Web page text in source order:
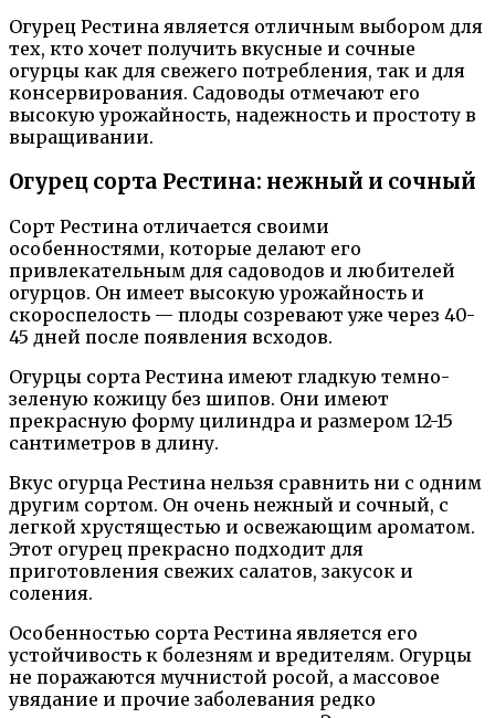
Огурец Рестина является отличным выбором для
тех, кто хочет получить вкусные и сочные
огурцы как для свежего потребления, так и для
консервирования. Садоводы отмечают его
высокую урожайность, надежность и простоту в
выращивании.
Огурец сорта Рестина: нежный и сочный
Сорт Рестина отличается своими
особенностями, которые делают его
привлекательным для садоводов и любителей
огурцов. Он имеет высокую урожайность и
скороспелость — плоды созревают уже через 40-
45 дней после появления всходов.
Огурцы сорта Рестина имеют гладкую темно-
зеленую кожицу без шипов. Они имеют
прекрасную форму цилиндра и размером 12-15
сантиметров в длину.
Вкус огурца Рестина нельзя сравнить ни с одним
другим сортом. Он очень нежный и сочный, с
легкой хрустящестью и освежающим ароматом.
Этот огурец прекрасно подходит для
приготовления свежих салатов, закусок и
соления.
Особенностью сорта Рестина является его
устойчивость к болезням и вредителям. Огурцы
не поражаются мучнистой росой, а массовое
увядание и прочие заболевания редко